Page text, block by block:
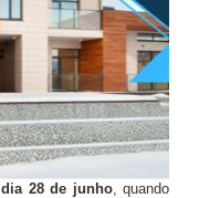
dia 28 de junho, quando